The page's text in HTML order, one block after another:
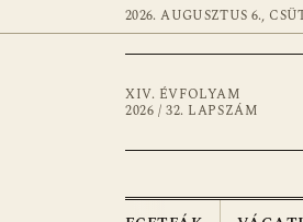
2026. AUGUSZTUS 6.,
XIV. ÉVFOLYAM
2026 / 32. LAPSZÁM